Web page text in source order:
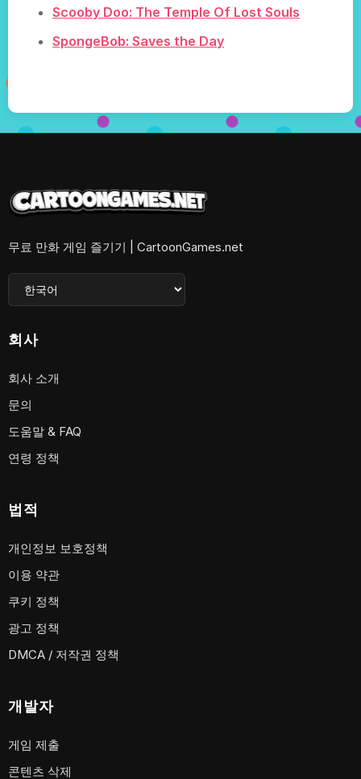
Scooby Doo: The Temple Of Lost Souls
SpongeBob: Saves the Day
무료 만화 게임 즐기기 | CartoonGames.net
회사
회사 소개
문의
도움말 & FAQ
연령 정책
법적
개인정보 보호정책
이용 약관
쿠키 정책
광고 정책
DMCA / 저작권 정책
개발자
게임 제출
콘텐츠 삭제